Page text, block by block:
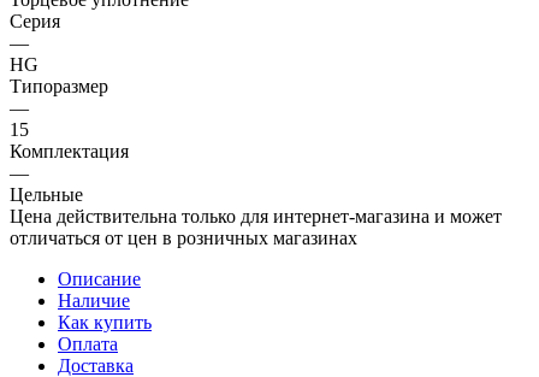
Серия
—
HG
Типоразмер
—
15
Комплектация
—
Цельные
Цена действительна только для интернет-магазина и может
отличаться от цен в розничных магазинах
Описание
Наличие
Как купить
Оплата
Доставка